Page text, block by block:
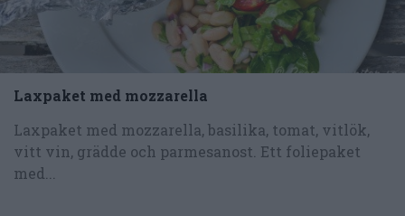
Laxpaket med mozzarella
Laxpaket med mozzarella, basilika, tomat, vitlök,
vitt vin, grädde och parmesanost. Ett foliepaket
med...